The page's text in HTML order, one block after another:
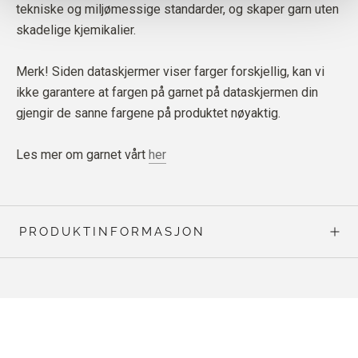
tekniske og miljømessige standarder, og skaper garn uten
skadelige kjemikalier.
Merk! Siden dataskjermer viser farger forskjellig, kan vi
ikke garantere at fargen på garnet på dataskjermen din
gjengir de sanne fargene på produktet nøyaktig.
Les mer om garnet vårt her
PRODUKTINFORMASJON